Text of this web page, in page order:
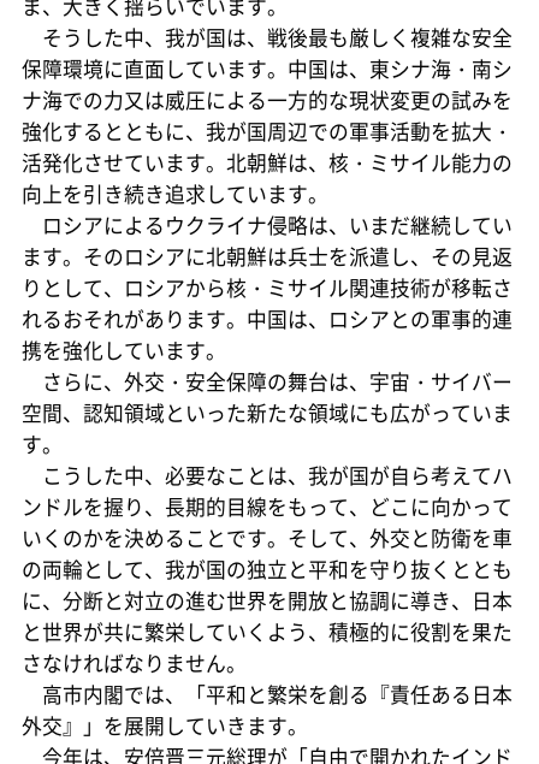
そうした中、我が国は、戦後最も厳しく複雑な安全
保障環境に直面しています。中国は、東シナ海・南シ
ナ海での力又は威圧による一方的な現状変更の試みを
強化するとともに、我が国周辺での軍事活動を拡大・
活発化させています。北朝鮮は、核・ミサイル能力の
向上を引き続き追求しています。
ロシアによるウクライナ侵略は、いまだ継続してい
ます。そのロシアに北朝鮮は兵士を派遣し、その見返
りとして、ロシアから核・ミサイル関連技術が移転さ
れるおそれがあります。中国は、ロシアとの軍事的連
携を強化しています。
さらに、外交・安全保障の舞台は、宇宙・サイバー
空間、認知領域といった新たな領域にも広がっていま
す。
こうした中、必要なことは、我が国が自ら考えてハ
ンドルを握り、長期的目線をもって、どこに向かって
いくのかを決めることです。そして、外交と防衛を車
の両輪として、我が国の独立と平和を守り抜くととも
に、分断と対立の進む世界を開放と協調に導き、日本
と世界が共に繁栄していくよう、積極的に役割を果た
さなければなりません。
高市内閣では、「平和と繁栄を創る『責任ある日本
外交』」を展開していきます。
今年は、安倍晋三元総理が「自由で開かれたインド